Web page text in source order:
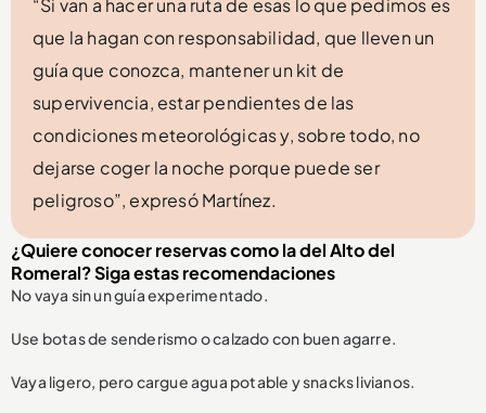
que la hagan con responsabilidad, que lleven un
guía que conozca, mantener un kit de
supervivencia, estar pendientes de las
condiciones meteorológicas y, sobre todo, no
dejarse coger la noche porque puede ser
peligroso”, expresó Martínez.
¿Quiere conocer reservas como la del Alto del
Romeral? Siga estas recomendaciones
No vaya sin un guía experimentado.
Use botas de senderismo o calzado con buen agarre.
Vaya ligero, pero cargue agua potable y snacks livianos.